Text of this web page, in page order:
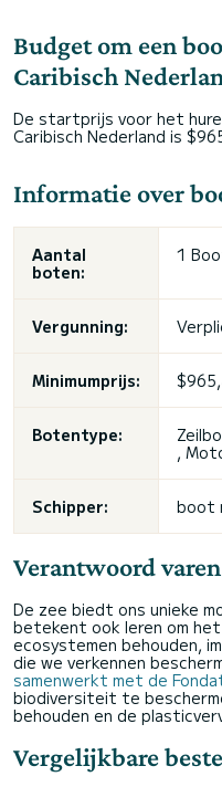
Budget om een
Caribisch
De startprijs voor het
Caribisch Nederland is
Informatie over
Aantal
boten:
1
Vergunning:
Minimumprijs:
Botentype:
,
Schipper: boot
Verantwoord varen
De zee biedt ons unieke
betekent ook leren om
ecosystemen behouden,
die we verkennen
samenwerkt met de
biodiversiteit te
behouden en de
Vergelijkbare